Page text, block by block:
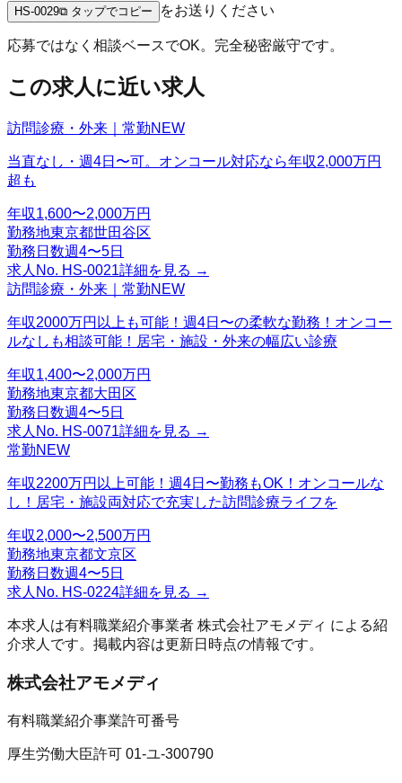
HS-0029⧉ タップでコピー をお送りください
応募ではなく相談ベースでOK。完全秘密厳守です。
この求人に近い求人
訪問診療・外来｜常勤NEW
当直なし・週4日〜可。オンコール対応なら年収2,000万円
超も
年収1,600〜2,000万円
勤務地東京都世田谷区
勤務日数週4〜5日
求人No. HS-0021詳細を見る →
訪問診療・外来｜常勤NEW
年収2000万円以上も可能！週4日〜の柔軟な勤務！オンコー
ルなしも相談可能！居宅・施設・外来の幅広い診療
年収1,400〜2,000万円
勤務地東京都大田区
勤務日数週4〜5日
求人No. HS-0071詳細を見る →
常勤NEW
年収2200万円以上可能！週4日〜勤務もOK！オンコールな
し！居宅・施設両対応で充実した訪問診療ライフを
年収2,000〜2,500万円
勤務地東京都文京区
勤務日数週4〜5日
求人No. HS-0224詳細を見る →
本求人は有料職業紹介事業者 株式会社アモメディ による紹
介求人です。掲載内容は更新日時点の情報です。
株式会社アモメディ
有料職業紹介事業許可番号
厚生労働大臣許可 01-ユ-300790